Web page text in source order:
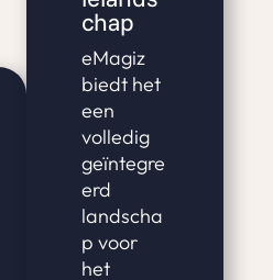
chap
eMagiz
biedt het
een
volledig
geïntegre
erd
landscha
p voor
het